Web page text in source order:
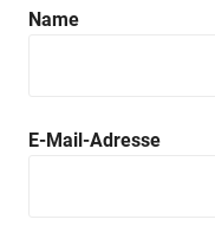
Name
E-Mail-Adresse